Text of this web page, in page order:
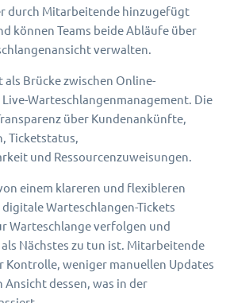
durch Mitarbeitende hinzugefügt
können Teams beide Abläufe über
verwalten.
Brücke zwischen Online-
Warteschlangenmanagement. Die
über Kundenankünfte,
Ticketstatus,
und Ressourcenzuweisungen.
einem klareren und flexibleren
Warteschlangen-Tickets
Warteschlange verfolgen und
Nächstes zu tun ist. Mitarbeitende
weniger manuellen Updates
Ansicht dessen, was in der